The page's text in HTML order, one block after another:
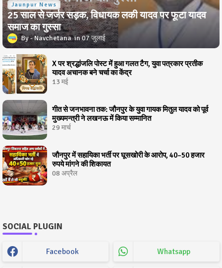
Jaunpur News
25 साल से जर्जर सड़क, विधायक लकी यादव पर फूटा यादव
समाज का गुस्सा
Navchetana 07 जुलाई
X पर श्रद्धांजलि पोस्ट में हुआ गलत टैग, युवा पत्रकार प्रतीक
यादव अचानक बने चर्चा का केंद्र
13 मई
गीत से जनभावना तक: जौनपुर के युवा गायक मितुल यादव को पूर्व
मुख्यमन्त्री ने लखनऊ में किया सम्मानित
29 मार्च
जौनपुर में सहायिका भर्ती पर घूसखोरी के आरोप, 40–50 हजार
रुपये मांगने की शिकायत
08 अप्रैल
SOCIAL PLUGIN
Facebook Whatsapp